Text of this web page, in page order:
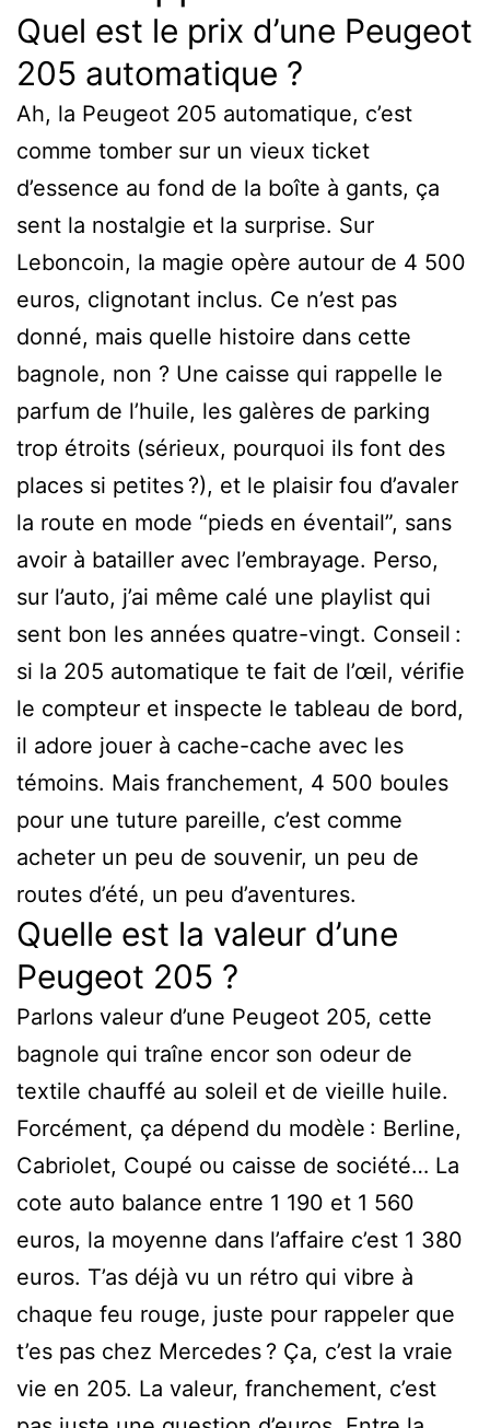
Quel est le prix d’une Peugeot
205 automatique ?
Ah, la Peugeot 205 automatique, c’est
comme tomber sur un vieux ticket
d’essence au fond de la boîte à gants, ça
sent la nostalgie et la surprise. Sur
Leboncoin, la magie opère autour de 4 500
euros, clignotant inclus. Ce n’est pas
donné, mais quelle histoire dans cette
bagnole, non ? Une caisse qui rappelle le
parfum de l’huile, les galères de parking
trop étroits (sérieux, pourquoi ils font des
places si petites ?), et le plaisir fou d’avaler
la route en mode “pieds en éventail”, sans
avoir à batailler avec l’embrayage. Perso,
sur l’auto, j’ai même calé une playlist qui
sent bon les années quatre-vingt. Conseil :
si la 205 automatique te fait de l’œil, vérifie
le compteur et inspecte le tableau de bord,
il adore jouer à cache-cache avec les
témoins. Mais franchement, 4 500 boules
pour une tuture pareille, c’est comme
acheter un peu de souvenir, un peu de
routes d’été, un peu d’aventures.
Quelle est la valeur d’une
Peugeot 205 ?
Parlons valeur d’une Peugeot 205, cette
bagnole qui traîne encor son odeur de
textile chauffé au soleil et de vieille huile.
Forcément, ça dépend du modèle : Berline,
Cabriolet, Coupé ou caisse de société… La
cote auto balance entre 1 190 et 1 560
euros, la moyenne dans l’affaire c’est 1 380
euros. T’as déjà vu un rétro qui vibre à
chaque feu rouge, juste pour rappeler que
t’es pas chez Mercedes ? Ça, c’est la vraie
vie en 205. La valeur, franchement, c’est